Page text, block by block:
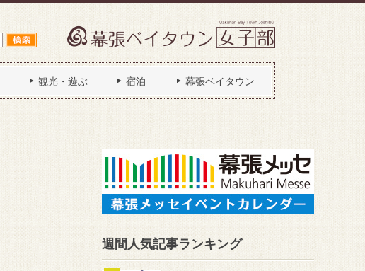
観光・遊ぶ 宿泊 幕張ベイタウン
週間人気記事ランキング